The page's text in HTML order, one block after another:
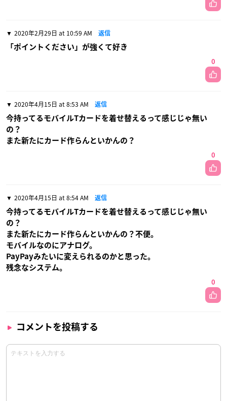
2020年2月29日 at 10:59 AM 返信
「ポイントください」が強くて好き
0
2020年4月15日 at 8:53 AM 返信
今持ってるモバイルTカードを着せ替えるって感じじゃ無い
の？
また新たにカード作らんといかんの？
0
2020年4月15日 at 8:54 AM 返信
今持ってるモバイルTカードを着せ替えるって感じじゃ無い
の？
また新たにカード作らんといかんの？不便。
モバイルなのにアナログ。
PayPayみたいに変えられるのかと思った。
残念なシステム。
0
コメントを投稿する